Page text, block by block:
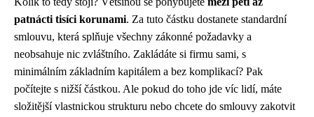
patnácti tisíci korunami. Za tuto částku dostanete standardní
smlouvu, která splňuje všechny zákonné požadavky a
neobsahuje nic zvláštního. Zakládáte si firmu sami, s
minimálním základním kapitálem a bez komplikací? Pak
počítejte s nižší částkou. Ale pokud do toho jde víc lidí, máte
složitější vlastnickou strukturu nebo chcete do smlouvy zakotvit